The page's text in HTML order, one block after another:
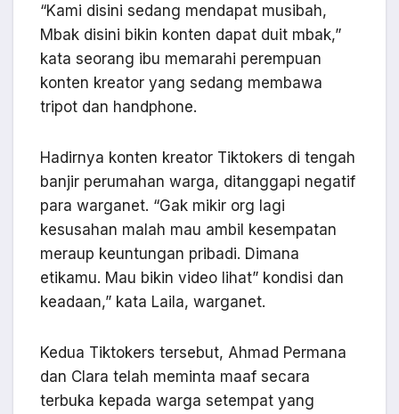
“Kami disini sedang mendapat musibah,
Mbak disini bikin konten dapat duit mbak,”
kata seorang ibu memarahi perempuan
konten kreator yang sedang membawa
tripot dan handphone.
Hadirnya konten kreator Tiktokers di tengah
banjir perumahan warga, ditanggapi negatif
para warganet. “Gak mikir org lagi
kesusahan malah mau ambil kesempatan
meraup keuntungan pribadi. Dimana
etikamu. Mau bikin video lihat” kondisi dan
keadaan,” kata Laila, warganet.
Kedua Tiktokers tersebut, Ahmad Permana
dan Clara telah meminta maaf secara
terbuka kepada warga setempat yang